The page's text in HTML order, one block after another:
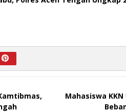
Mahasiswa